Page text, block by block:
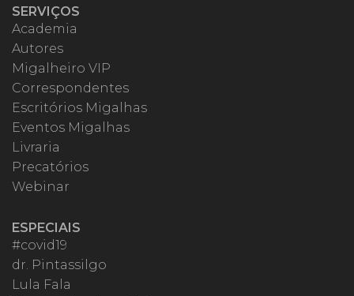
SERVIÇOS
Academia
Autores
Migalheiro VIP
Correspondentes
Escritórios Migalhas
Eventos Migalhas
Livraria
Precatórios
Webinar
ESPECIAIS
#covid19
dr. Pintassilgo
Lula Fala